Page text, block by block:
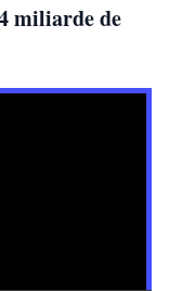
miliarde de